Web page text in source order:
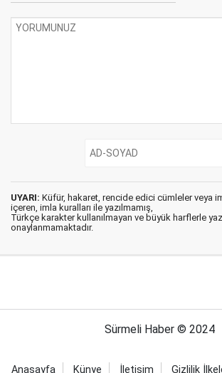
UYARI: Küfür, hakaret, rencide edici cümleler veya
içeren, imla kuralları ile yazılmamış,
Türkçe karakter kullanılmayan ve büyük harflerle
onaylanmamaktadır.
Sürmeli Haber © 2024
Anasayfa Künye İletişim Gizlilik